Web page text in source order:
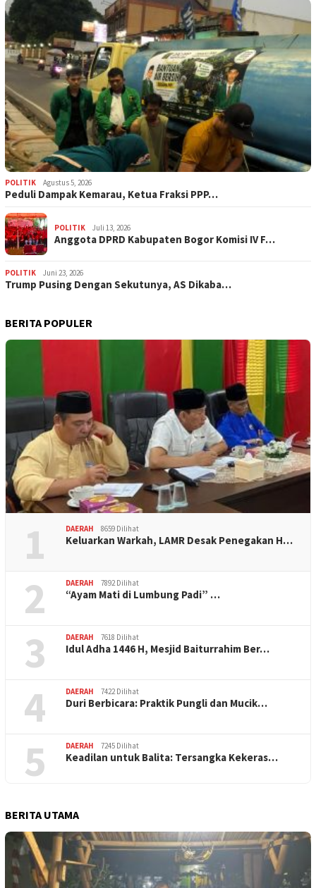
POLITIK Agustus 5, 2026
‎Peduli Dampak Kemarau, Ketua Fraksi PPP…
POLITIK Juli 13, 2026
Anggota DPRD Kabupaten Bogor Komisi IV F…
POLITIK Juni 23, 2026
Trump Pusing Dengan Sekutunya, AS Dikaba…
BERITA POPULER
1 DAERAH 8659 Dilihat
Keluarkan Warkah, LAMR Desak Penegakan H…
2 DAERAH 7892 Dilihat
“Ayam Mati di Lumbung Padi” …
3 DAERAH 7618 Dilihat
Idul Adha 1446 H, Mesjid Baiturrahim Ber…
4 DAERAH 7422 Dilihat
Duri Berbicara: Praktik Pungli dan Mucik…
5 DAERAH 7245 Dilihat
Keadilan untuk Balita: Tersangka Kekeras…
BERITA UTAMA